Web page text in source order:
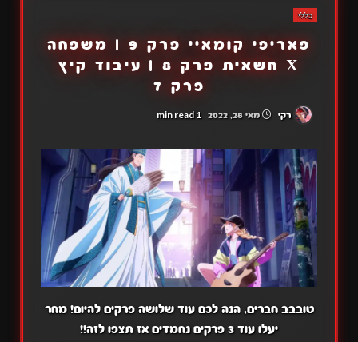
כללי
פאריפי קומאיי פרק 9 | משפחה
X חשאית פרק 8 | עיבוד קיץ
פרק 7
רקי מאי 28, 2022 1 min read
טובבב חברים, הנה לכם עוד שלושה פרקים להיום! מחר
יעלו עוד 3 פרקים נחמדים אז תצפו לזה!!